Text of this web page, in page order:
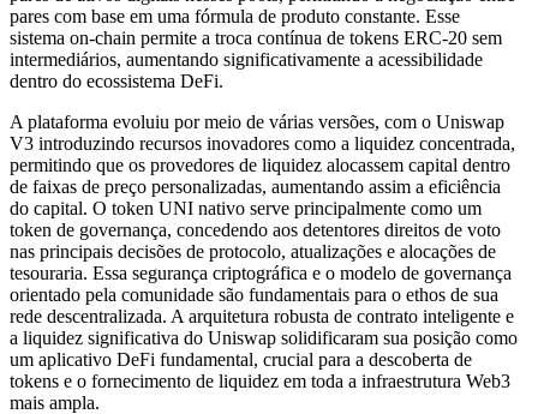
pares com base em uma fórmula de produto constante. Esse
sistema on-chain permite a troca contínua de tokens ERC-20 sem
intermediários, aumentando significativamente a acessibilidade
dentro do ecossistema DeFi.
A plataforma evoluiu por meio de várias versões, com o Uniswap
V3 introduzindo recursos inovadores como a liquidez concentrada,
permitindo que os provedores de liquidez alocassem capital dentro
de faixas de preço personalizadas, aumentando assim a eficiência
do capital. O token UNI nativo serve principalmente como um
token de governança, concedendo aos detentores direitos de voto
nas principais decisões de protocolo, atualizações e alocações de
tesouraria. Essa segurança criptográfica e o modelo de governança
orientado pela comunidade são fundamentais para o ethos de sua
rede descentralizada. A arquitetura robusta de contrato inteligente e
a liquidez significativa do Uniswap solidificaram sua posição como
um aplicativo DeFi fundamental, crucial para a descoberta de
tokens e o fornecimento de liquidez em toda a infraestrutura Web3
mais ampla.